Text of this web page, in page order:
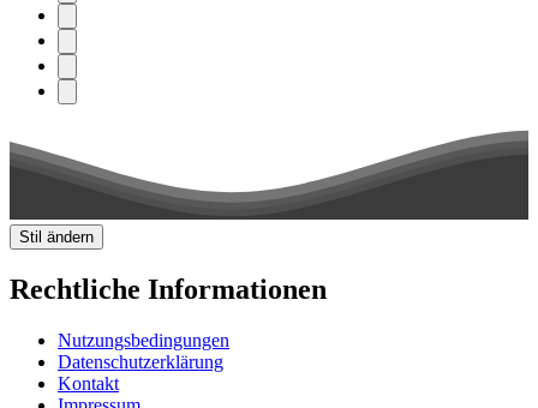
Stil ändern
Rechtliche Informationen
Nutzungsbedingungen
Datenschutzerklärung
Kontakt